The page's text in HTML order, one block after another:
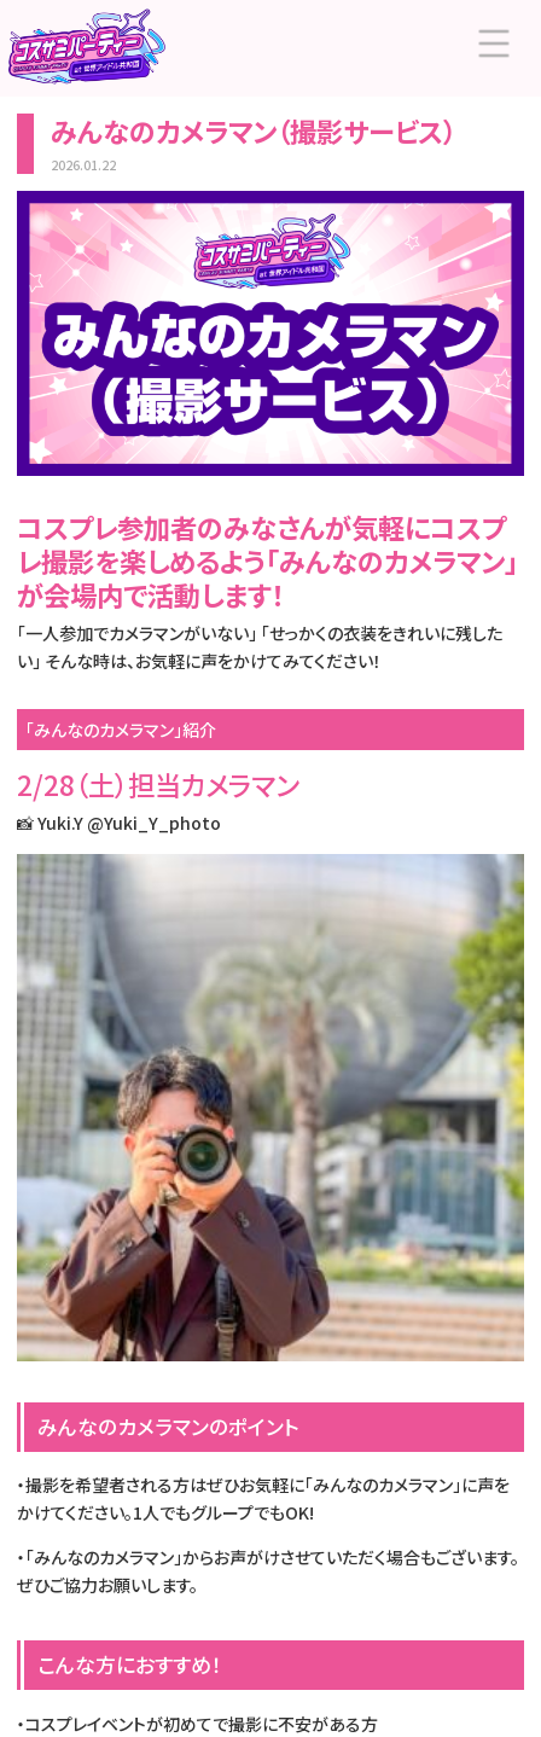
みんなのカメラマン（撮影サービス）
2026.01.22
コスプレ参加者のみなさんが気軽にコスプ
レ撮影を楽しめるよう「みんなのカメラマン」
が会場内で活動します！
「一人参加でカメラマンがいない」 「せっかくの衣装をきれいに残した
い」 そんな時は、お気軽に声をかけてみてください！
「みんなのカメラマン」紹介
2/28（土）担当カメラマン
📸 Yuki.Y @Yuki_Y_photo
みんなのカメラマンのポイント
・撮影を希望者される方はぜひお気軽に「みんなのカメラマン」に声を
かけてください。1人でもグループでもOK!
・「みんなのカメラマン」からお声がけさせていただく場合もございます。
ぜひご協力お願いします。
こんな方におすすめ！
・コスプレイベントが初めてで撮影に不安がある方